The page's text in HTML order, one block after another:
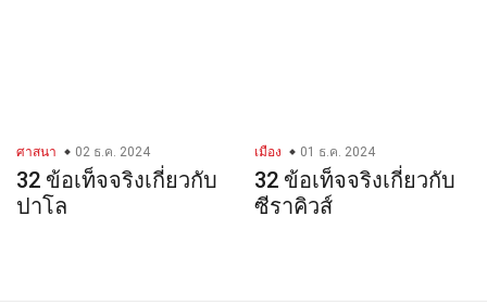
ศาสนา 02 ธ.ค. 2024
32 ข้อเท็จจริงเกี่ยวกับ
ปาโล
เมือง 01 ธ.ค. 2024
32 ข้อเท็จจริงเกี่ยวกับ
ซีราคิวส์